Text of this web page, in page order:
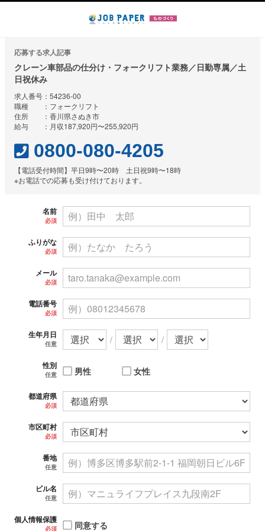
応募する求人記事
クレーン車部品の仕分け・フォークリフト業務／日勤専属／土
日祝休み
求人番号：54236-00
職種 ：フォークリフト
住所 ：香川県さぬき市
給与 ：月収187,920円〜255,920円
0800-080-4205
【電話受付時間】平日9時〜20時 土日祝9時〜18時
※お電話での応募も受け付けております。
名前
必須
ふりがな
必須
メール
必須
電話番号
必須
生年月日
任意 / /
性別
任意 男性 女性
都道府県
必須
市区町村
必須
番地
任意
ビル名
任意
個人情報保護
必須 同意する